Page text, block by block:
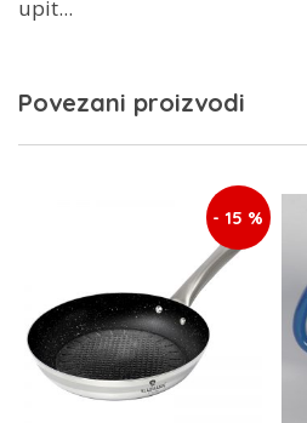
upit...
Povezani proizvodi
- 15 %